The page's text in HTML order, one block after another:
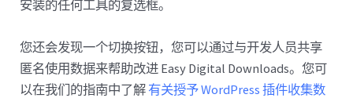
安装的任何工具的复选框。
您还会发现一个切换按钮，您可以通过与开发人员共享
匿名使用数据来帮助改进 Easy Digital Downloads。您可
以在我们的指南中了解 有关授予 WordPress 插件收集数